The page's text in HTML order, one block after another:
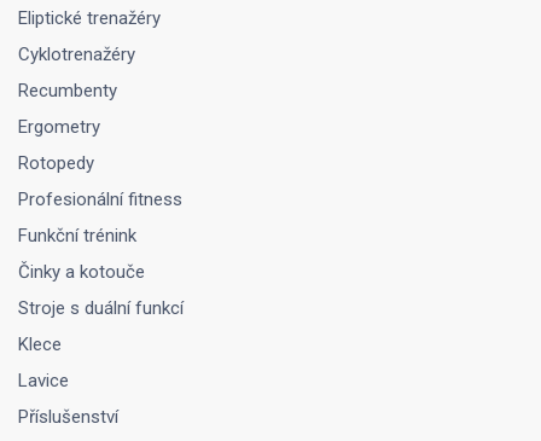
Eliptické trenažéry
Cyklotrenažéry
Recumbenty
Ergometry
Rotopedy
Profesionální fitness
Funkční trénink
Činky a kotouče
Stroje s duální funkcí
Klece
Lavice
Příslušenství